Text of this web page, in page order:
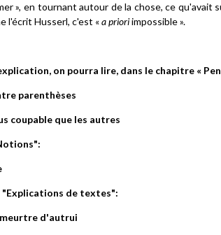
», en tournant autour de la chose, ce qu'avait
l'écrit Husserl, c'est «a prioriimpossible ».
on pourra lire, dans le chapitre «
parenthèses
coupable que les autres
"Explications de textes":
meurtre d'autrui